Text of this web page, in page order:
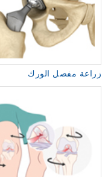
زراعة مفصل الورك